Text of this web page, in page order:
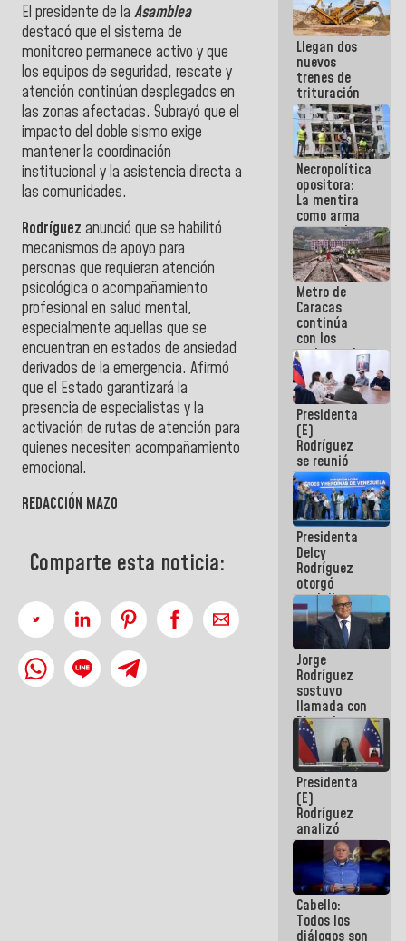
El presidente de la Asamblea
destacó que el sistema de
monitoreo permanece activo y que
los equipos de seguridad, rescate y
atención continúan desplegados en
las zonas afectadas. Subrayó que el
impacto del doble sismo exige
mantener la coordinación
institucional y la asistencia directa a
las comunidades.
Rodríguez anunció que se habilitó
mecanismos de apoyo para
personas que requieran atención
psicológica o acompañamiento
profesional en salud mental,
especialmente aquellas que se
encuentran en estados de ansiedad
derivados de la emergencia. Afirmó
que el Estado garantizará la
presencia de especialistas y la
activación de rutas de atención para
quienes necesiten acompañamiento
emocional.
REDACCIÓN MAZO
Comparte esta noticia:
porque lo
que haces
es
embarrarla
Llegan dos
nuevos
trenes de
trituración
para
optimizar
manejo de
escombros
en La Guaira
Necropolítica
opositora:
La mentira
como arma
contra el
Pueblo
Metro de
Caracas
continúa
con los
trabajos de
mantenimiento
e inspección
en la Línea 2
Presidenta
(E)
Rodríguez
se reunió
con Estado
Mayor
Eléctrico
para
abordar
planes de
acción
Presidenta
Delcy
Rodríguez
otorgó
medalla
"Héroe de
Venezuela"
a servidores
públicos
Jorge
Rodríguez
sostuvo
llamada con
Dinorah
Figuera y
acuerdan
primer
encuentro
presencial
para el
diálogo
Presidenta
(E)
Rodríguez
analizó
junto a
gobernadores
planes de
recuperación
del Sistema
Eléctrico
Cabello:
Todos los
diálogos son